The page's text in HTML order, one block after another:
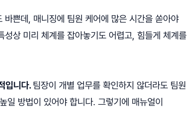
쁜데, 매니징에 팀원 케어에 많은 시간을 쏟아야
상 미리 체계를 잡아놓기도 어렵고, 힘들게 체계를
입니다.팀장이 개별 업무를 확인하지 않더라도 팀원
일 방법이 있어야 합니다. 그렇기에 매뉴얼이